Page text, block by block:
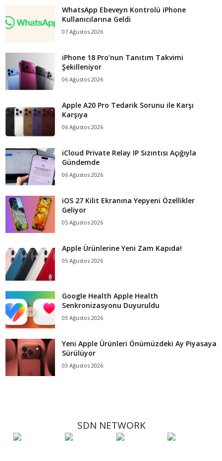
WhatsApp Ebeveyn Kontrolü iPhone
Kullanıcılarına Geldi
07 Ağustos 2026
iPhone 18 Pro’nun Tanıtım Takvimi
Şekilleniyor
06 Ağustos 2026
Apple A20 Pro Tedarik Sorunu ile Karşı
Karşıya
06 Ağustos 2026
iCloud Private Relay IP Sızıntısı Açığıyla
Gündemde
06 Ağustos 2026
iOS 27 Kilit Ekranına Yepyeni Özellikler
Geliyor
05 Ağustos 2026
Apple Ürünlerine Yeni Zam Kapıda!
05 Ağustos 2026
Google Health Apple Health
Senkronizasyonu Duyuruldu
03 Ağustos 2026
Yeni Apple Ürünleri Önümüzdeki Ay Piyasaya
Sürülüyor
03 Ağustos 2026
SDN NETWORK